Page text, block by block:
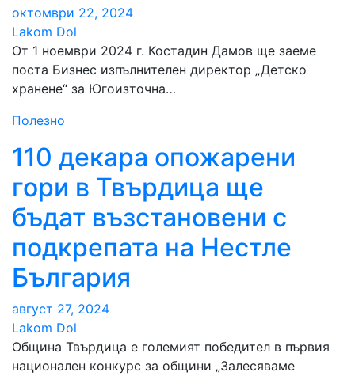
октомври 22, 2024
Lakom Dol
От 1 ноември 2024 г. Костадин Дамов ще заеме
поста Бизнес изпълнителен директор „Детско
хранене“ за Югоизточна…
Полезно
110 декара опожарени
гори в Твърдица ще
бъдат възстановени с
подкрепата на Нестле
България
август 27, 2024
Lakom Dol
Община Твърдица е големият победител в първия
национален конкурс за общини „Залесяваме